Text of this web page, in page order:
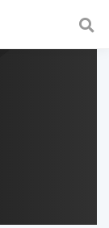
and